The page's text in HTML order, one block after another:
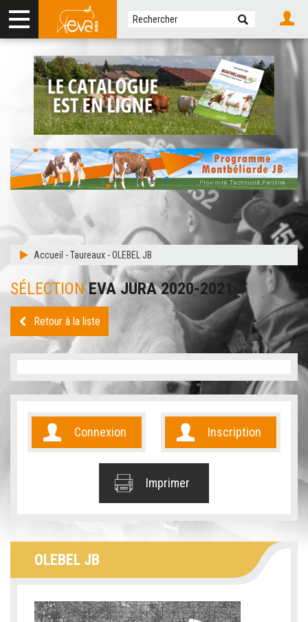
Accueil -Taureaux -OLEBEL JB
SÉLECTIONEVA JURA 2020-2021
Retour à la liste
Connexion Inscription
Imprimer
OLEBEL JB